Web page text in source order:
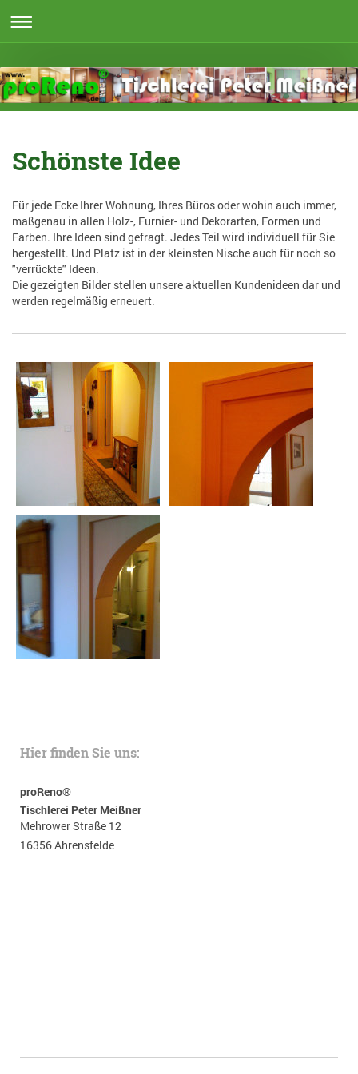
Schönste Idee
Für jede Ecke Ihrer Wohnung, Ihres Büros oder wohin auch immer,
maßgenau in allen Holz-, Furnier- und Dekorarten, Formen und
Farben. Ihre Ideen sind gefragt. Jedes Teil wird individuell für Sie
hergestellt. Und Platz ist in der kleinsten Nische auch für noch so
"verrückte" Ideen.
Die gezeigten Bilder stellen unsere aktuellen Kundenideen dar und
werden regelmäßig erneuert.
Hier finden Sie uns:
proReno®
Tischlerei Peter Meißner
Mehrower Straße 12
16356 Ahrensfelde